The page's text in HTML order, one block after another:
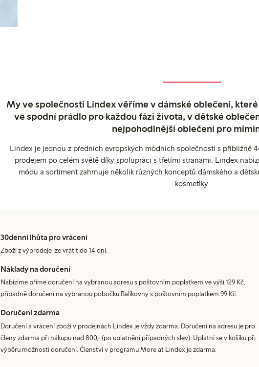
My ve společnosti Lindex věříme v dámské oblečení,
ve spodní prádlo pro každou fázi života, v dětské
nejpohodlnější oblečení pro
Lindex je jednou z předních evropských módních společností s přibližně
prodejem po celém světě díky spolupráci s třetími stranami. Lindex
módu a sortiment zahrnuje několik různých konceptů dámského a
kosmetiky.
30denní lhůta pro vrácení
Zboží z výprodeje lze vrátit do 14 dní.
Náklady na doručení
Nabízíme přímé doručení na vybranou adresu s poštovním poplatkem ve výši 129 Kč,
případně doručení na vybranou pobočku Balíkovny s poštovním poplatkem 99 Kč.
Doručení zdarma
Doručení a vrácení zboží v prodejnách Lindex je vždy zdarma. Doručení na adresu je pro
členy zdarma při nákupu nad 800,- (po uplatnění případných slev). Uplatní se v košíku při
výběru možnosti doručení. Členství v programu More at Lindex je zdarma.